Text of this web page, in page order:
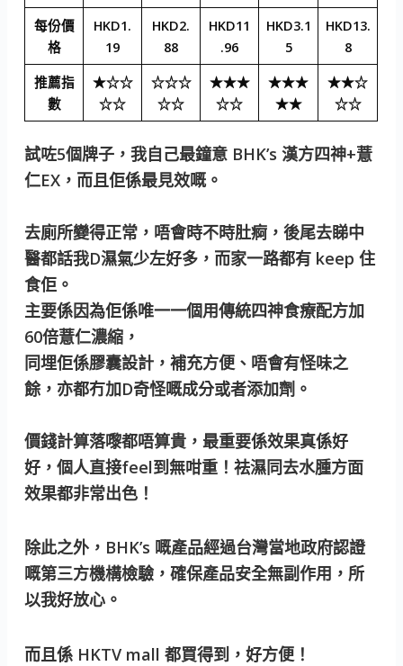
每份價
格
HKD1.
19
HKD2.
88
HKD11
.96
HKD3.1
5
HKD13.
8
推薦指
數
★☆☆
☆☆
☆☆☆
☆☆
★★★
☆☆
★★★
★★
★★☆
☆☆
試咗5個牌子，我自己最鐘意 BHK’s 漢方四神+薏
仁EX，而且佢係最見效嘅。
去廁所變得正常，唔會時不時肚痾，後尾去睇中
醫都話我D濕氣少左好多，而家一路都有 keep 住
食佢。
主要係因為佢係唯一一個用傳統四神食療配方加
60倍薏仁濃縮，
同埋佢係膠囊設計，補充方便、唔會有怪味之
餘，亦都冇加D奇怪嘅成分或者添加劑。
價錢計算落嚟都唔算貴，最重要係效果真係好
好，個人直接feel到無咁重！祛濕同去水腫方面
效果都非常出色！
除此之外，BHK’s 嘅產品經過台灣當地政府認證
嘅第三方機構檢驗，確保產品安全無副作用，所
以我好放心。
而且係 HKTV mall 都買得到，好方便！